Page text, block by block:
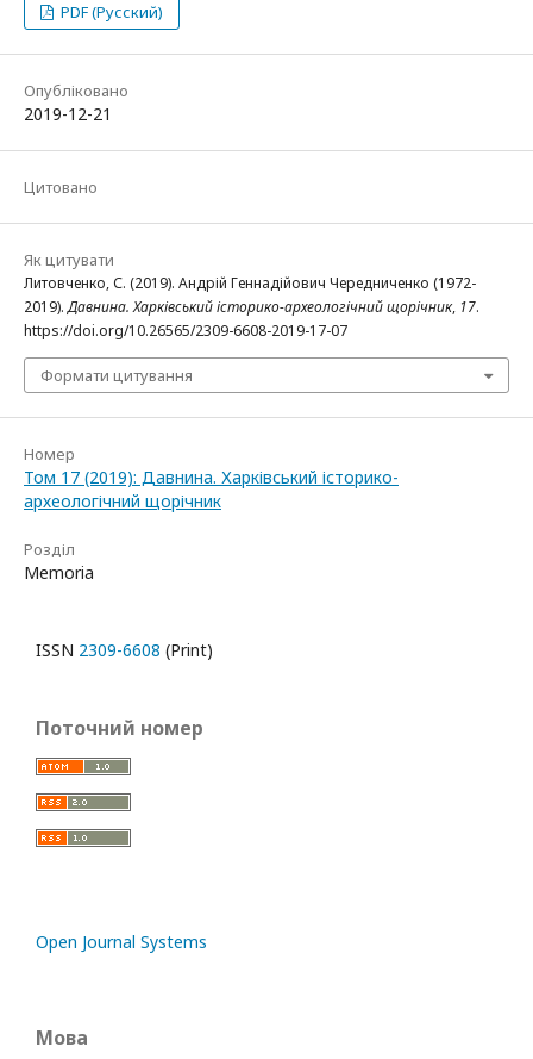
PDF (Русский)
Опубліковано
2019-12-21
Цитовано
Як цитувати
Литовченко, С. (2019). Андрій Геннадійович Чередниченко (1972-
2019).Давнина. Харківський історико-археологічний щорічник, 17.
https://doi.org/10.26565/2309-6608-2019-17-07
Формати цитування
Номер
Том 17 (2019): Давнина. Харківський історико-
археологічний щорічник
Розділ
Memoria
ISSN 2309-6608 (Print)
Поточний номер
Open Journal Systems
Мова